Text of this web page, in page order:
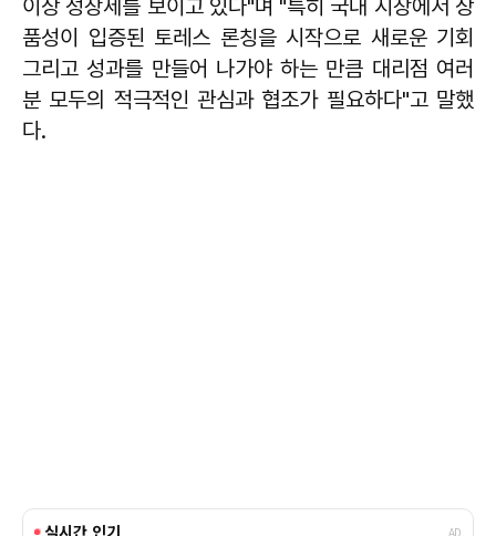
이상 성장세를 보이고 있다"며 "특히 국내 시장에서 상
품성이 입증된 토레스 론칭을 시작으로 새로운 기회
그리고 성과를 만들어 나가야 하는 만큼 대리점 여러
분 모두의 적극적인 관심과 협조가 필요하다"고 말했
다.